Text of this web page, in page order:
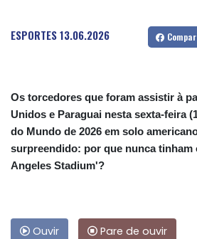
ESPORTES13.06.2026
Os torcedores que foram assistir à
Unidos e Paraguai nesta sexta-feira
do Mundo de 2026 em solo
surpreendido: por que nunca
Angeles Stadium'?
Ouvir Pare de ouvir